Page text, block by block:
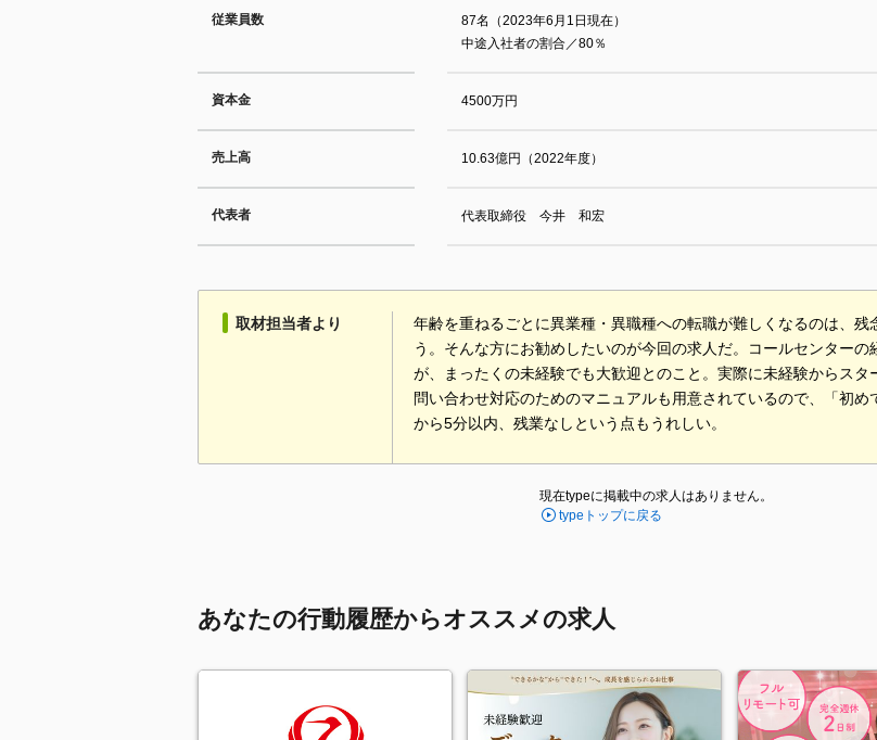
従業員数
87名（2023年6月1日現在）
中途入社者の割合／80％
資本金 4500万円
売上高 10.63億円（2022年度）
代表者 代表取締役 今井 和宏
取材担当者より
年齢を重ねるごとに異業種・異職種への転職が難しくなるのは、
う。そんな方にお勧めしたいのが今回の求人だ。コールセンター
が、まったくの未経験でも大歓迎とのこと。実際に未経験からスタ
問い合わせ対応のためのマニュアルも用意されているので、「初
から5分以内、残業なしという点もうれしい。
現在typeに掲載中の求人はありません。
typeトップに戻る
あなたの行動履歴からオススメの求人